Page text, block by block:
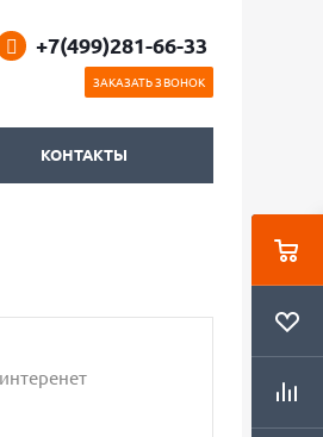
+7(499)281-66-33
ЗАКАЗАТЬ ЗВОНОК
КОНТАКТЫ